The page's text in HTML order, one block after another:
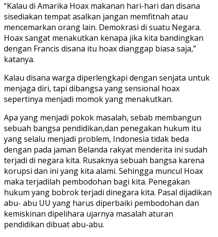
“Kalau di Amarika Hoax makanan hari-hari dan disana
sisediakan tempat asalkan jangan memfitnah atau
mencemarkan orang lain. Demokrasi di suatu Negara.
Hoax sangat menakutkan kenapa jika kita bandingkan
dengan Francis disana itu hoax dianggap biasa saja,”
katanya.
Kalau disana warga diperlengkapi dengan senjata untuk
menjaga diri, tapi dibangsa yang sensional hoax
sepertinya menjadi momok yang menakutkan.
Apa yang menjadi pokok masalah, sebab membangun
sebuah bangsa pendidikan,dan penegakan hukum itu
yang selalu menjadi problem, Indonesia tidak beda
dengan pada jaman Belanda rakyat menderita ini sudah
terjadi di negara kita. Rusaknya sebuah bangsa karena
korupsi dan ini yang kita alami. Sehingga muncul Hoax
maka terjadilah pembodohan bagi kita. Penegakan
hukum yang bobrok terjadi dinegara kita. Pasal dijadikan
abu- abu UU yang harus diperbaiki pembodohan dan
kemiskinan dipelihara ujarnya masalah aturan
pendidikan dibuat abu-abu.